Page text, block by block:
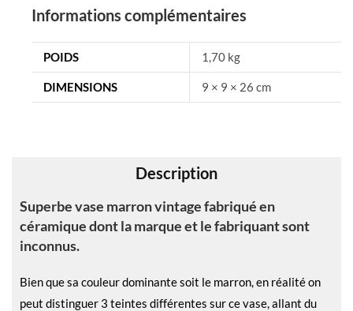
a
:
Informations complémentaires
POIDS 1,70 kg
DIMENSIONS 9 × 9 × 26 cm
Description
Superbe vase marron vintage fabriqué en
céramique dont la marque et le fabriquant sont
inconnus.
Bien que sa couleur dominante soit le marron, en réalité on
peut distinguer 3 teintes différentes sur ce vase, allant du